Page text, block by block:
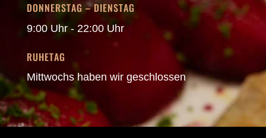
DONNERSTAG – DIENSTAG
9:00 Uhr - 22:00 Uhr
RUHETAG
Mittwochs haben wir geschlossen